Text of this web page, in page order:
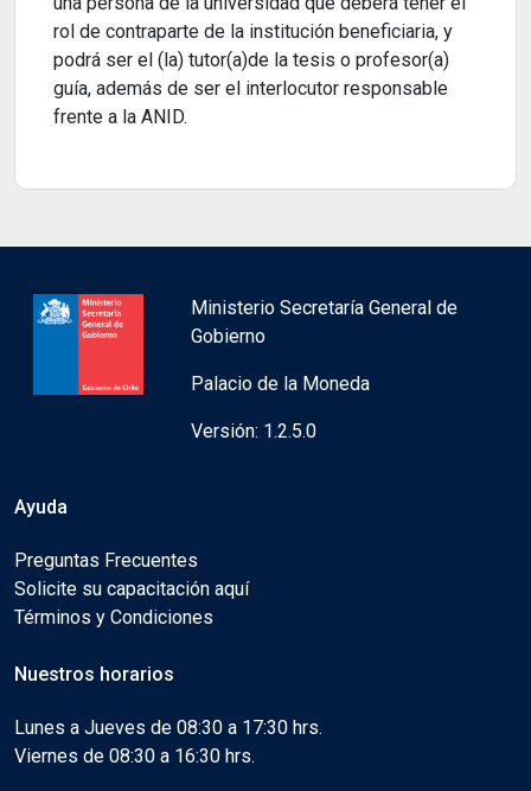
rol de contraparte de la institución beneficiaria, y
podrá ser el (la) tutor(a)de la tesis o profesor(a)
guía, además de ser el interlocutor responsable
frente a la ANID.
Ministerio Secretaría General de
Gobierno
Palacio de la Moneda
Versión: 1.2.5.0
Ayuda
Preguntas Frecuentes
Solicite su capacitación aquí
Términos y Condiciones
Nuestros horarios
Lunes a Jueves de 08:30 a 17:30 hrs.
Viernes de 08:30 a 16:30 hrs.